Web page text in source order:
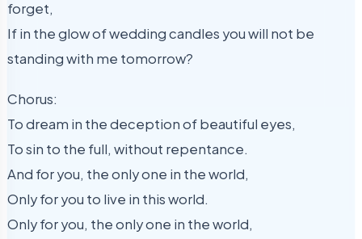
forget,
If in the glow of wedding candles you will not be
standing with me tomorrow?
Chorus:
To dream in the deception of beautiful eyes,
To sin to the full, without repentance.
And for you, the only one in the world,
Only for you to live in this world.
Only for you, the only one in the world,